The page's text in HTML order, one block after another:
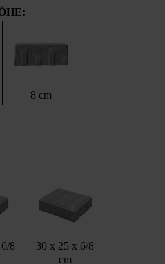
8 cm
8
30 x 25 x 6/8
cm